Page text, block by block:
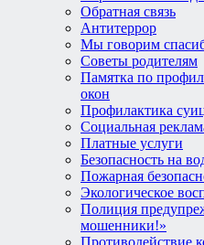
Обратная связь
Антитеррор
Мы говорим
Советы родителям
Памятка по
окон
Профилактика
Социальная
Платные услуги
Безопасность на
Пожарная
Экологическое
Полиция
мошенники!»